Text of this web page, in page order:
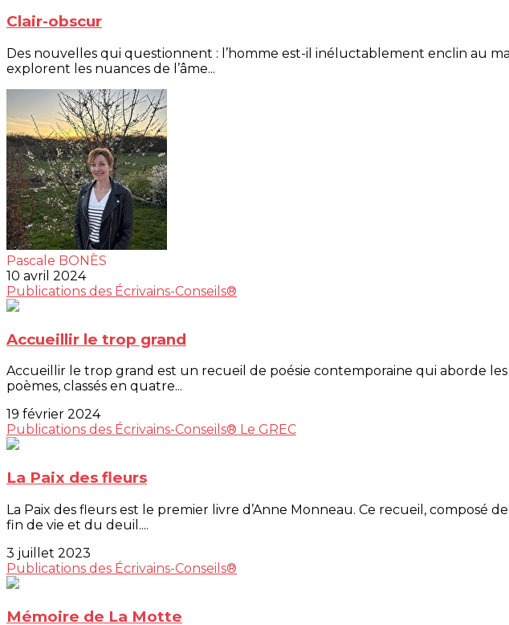
Clair-obscur
Des nouvelles qui questionnent : l’homme est-il inéluctablement enclin au
explorent les nuances de l’âme...
Pascale BONÈS
10 avril 2024
Publications des Écrivains-Conseils®
Accueillir le trop grand
Accueillir le trop grand est un recueil de poésie contemporaine qui aborde
poèmes, classés en quatre...
19 février 2024
Publications des Écrivains-Conseils® Le GREC
La Paix des fleurs
La Paix des fleurs est le premier livre d’Anne Monneau. Ce recueil, composé
fin de vie et du deuil....
3 juillet 2023
Publications des Écrivains-Conseils®
Mémoire de La Motte